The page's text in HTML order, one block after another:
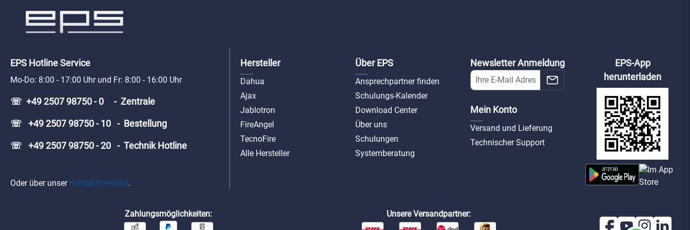
EPS Hotline Service
Mo-Do: 8:00 - 17:00 Uhr und Fr: 8:00 - 16:00 Uhr
☏ +49 2507 98750 - 0 - Zentrale
☏ +49 2507 98750 - 10 - Bestellung
☏ +49 2507 98750 - 20 - Technik Hotline
Oder über unser Kontaktformular.
Hersteller
Dahua
Ajax
Jablotron
FireAngel
TecnoFire
Alle Hersteller
Über EPS
Ansprechpartner finden
Schulungs-Kalender
Download Center
Über uns
Schulungen
Systemberatung
Newsletter Anmeldung
Mein Konto
Versand und Lieferung
Technischer Support
EPS-App
herunterladen
Zahlungsmöglichkeiten: Unsere Versandpartner: